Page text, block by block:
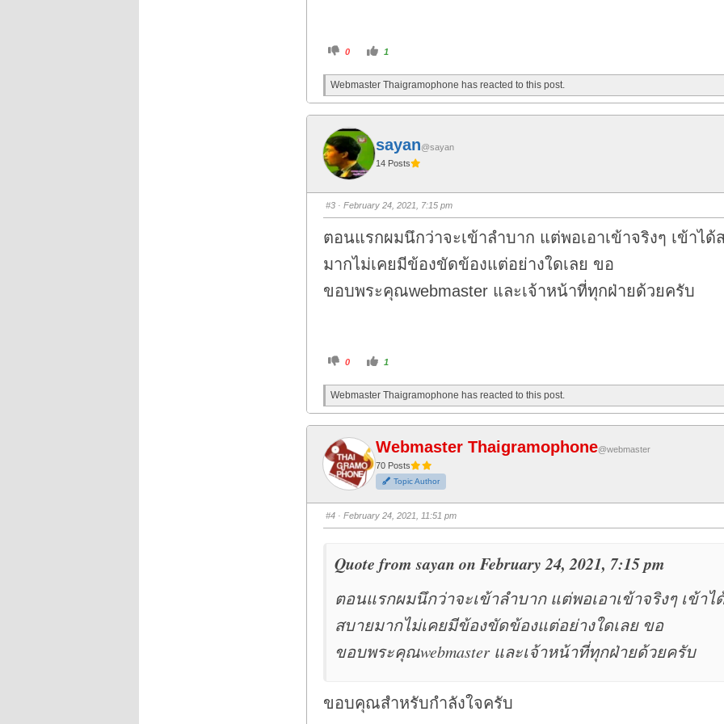
C
c
k
o
h
u
m
b
s
d
o
w
.
0
C
l
c
k
o
m
s
.
1
Webmaster Thaigramophone has reacted to this post.
sayan@sayan
14 Posts
#3· February 24, 2021, 7:15 pm
ตอนแรกผมนึกว่าจะเข้าลำบาก แต่พอเอาเข้าจริงๆ เข้าได้
มากไม่เคยมีข้องขัดข้องแต่อย่างใดเลย ขอ
ขอบพระคุณwebmaster และเจ้าหน้าที่ทุกฝ่ายด้วยครับ
C
c
k
o
h
u
m
b
s
d
o
w
.
0
C
l
c
k
o
u
b
s
u
p
.
1
Webmaster Thaigramophone has reacted to this post.
Webmaster Thaigramophone@webmaster
70 Posts
Topic Author
#4· February 24, 2021, 11:51 pm
Quote from sayan on February 24, 2021, 7:15 pm
ตอนแรกผมนึกว่าจะเข้าลำบาก แต่พอเอาเข้าจริงๆ เข้าไ
สบายมากไม่เคยมีข้องขัดข้องแต่อย่างใดเลย ขอ
ขอบพระคุณwebmaster และเจ้าหน้าที่ทุกฝ่ายด้วยครับ
ขอบคุณสำหรับกำลังใจครับ